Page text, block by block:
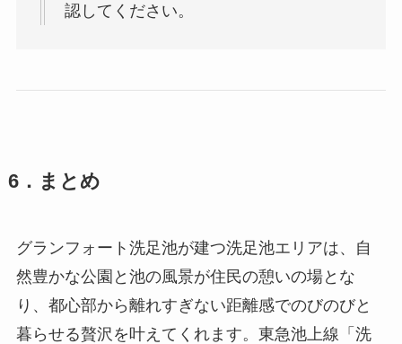
認してください。
6．まとめ
グランフォート洗足池が建つ洗足池エリアは、自
然豊かな公園と池の風景が住民の憩いの場とな
り、都心部から離れすぎない距離感でのびのびと
暮らせる贅沢を叶えてくれます。東急池上線「洗